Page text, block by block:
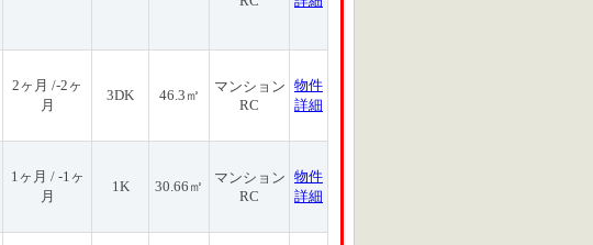
2ヶ月 /-2ヶ
月
3DK 46.3㎡
マンション
RC
物件
詳細
1ヶ月 / -1ヶ
月
1K 30.66㎡
マンション
RC
物件
詳細